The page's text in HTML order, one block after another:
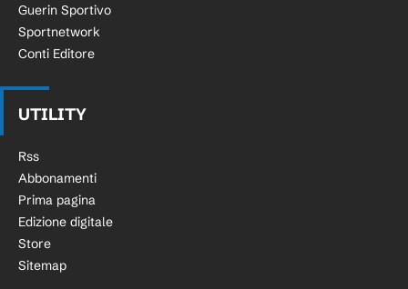
Guerin Sportivo
Sportnetwork
Conti Editore
UTILITY
Rss
Abbonamenti
Prima pagina
Edizione digitale
Store
Sitemap